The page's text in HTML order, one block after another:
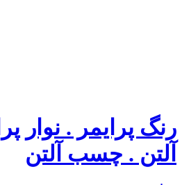
رنگ پرایمر . نوار
آلتن . چسب آلتن